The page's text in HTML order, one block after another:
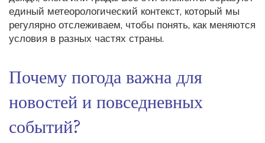
единый метеорологический контекст, который мы
регулярно отслеживаем, чтобы понять, как меняются
условия в разных частях страны.
Почему погода важна для
новостей и повседневных
событий?